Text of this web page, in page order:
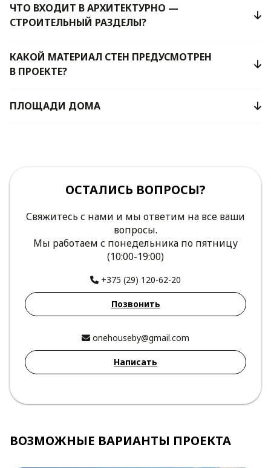
ЧТО ВХОДИТ В АРХИТЕКТУРНО —
СТРОИТЕЛЬНЫЙ РАЗДЕЛЫ?
КАКОЙ МАТЕРИАЛ СТЕН ПРЕДУСМОТРЕН
В ПРОЕКТЕ?
ПЛОЩАДИ ДОМА
ОСТАЛИСЬ ВОПРОСЫ?
Свяжитесь с нами и мы ответим на все ваши
вопросы.
Мы работаем с понедельника по пятницу
(10:00-19:00)
+375 (29) 120-62-20
Позвонить
onehouseby@gmail.com
Написать
ВОЗМОЖНЫЕ ВАРИАНТЫ ПРОЕКТА